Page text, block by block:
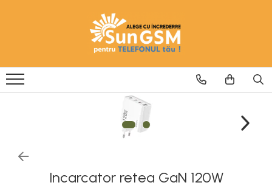
Wireless Fast Charger
Adaptoare
Incarcator retea GaN 120W